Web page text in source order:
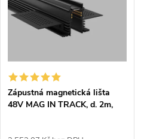
e
í
p
Abecedně
p
i
s
p
Zápustná magnetická lišta
48V MAG IN TRACK, d. 2m,